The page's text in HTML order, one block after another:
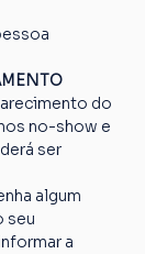
do
no-show e
ser
algum
seu
a